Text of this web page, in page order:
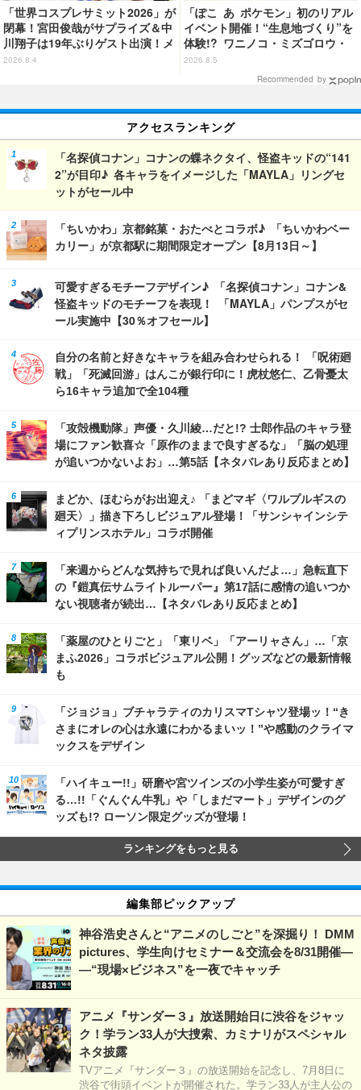
「世界コスプレサミット2026」が
閉幕！宮田俊哉がサプライズ＆中
川翔子は19年ぶりゲスト出演！メ
イン会場では延べ25万9000人が
2026.8.4
「ぽこ あ ポケモン」初のリアル
イベント開催！“生息地づくり”を
体験!? ワニノコ・ミズゴロウ・
アシマリもワクワク☆ 「ブクブ
クうみぞこの街」in横浜赤レンガ
2026.8.5
Recommended by
アクセスランキング
「名探偵コナン」コナンの蝶ネクタイ、怪盗キッドの“141
2”が目印♪ 各キャラをイメージした「MAYLA」リングセ
ットがセール中
「ちいかわ」京都銘菓・おたべとコラボ♪ 「ちいかわベー
カリー」が京都駅に期間限定オープン【8月13日～】
可愛すぎるモチーフデザイン♪ 「名探偵コナン」コナン&
怪盗キッドのモチーフを表現！ 「MAYLA」パンプスがセ
ール実施中【30％オフセール】
自分の名前と好きなキャラを組み合わせられる！ 「呪術廻
戦」「死滅回游」はんこが銀行印に！虎杖悠仁、乙骨憂太
ら16キャラ追加で全104種
「攻殻機動隊」声優・久川綾…だと!? 士郎作品のキャラ登
場にファン歓喜☆「原作のままで良すぎるな」「脳の処理
が追いつかないよお」…第5話【ネタバレあり反応まとめ】
まどか、ほむらがお出迎え♪ 「まどマギ〈ワルプルギスの
廻天〉」描き下ろしビジュアル登場！「サンシャインシテ
ィプリンスホテル」コラボ開催
「来週からどんな気持ちで見れば良いんだよ…」急転直下
の『鎧真伝サムライトルーパー』第17話に感情の追いつか
ない視聴者が続出…【ネタバレあり反応まとめ】
「薬屋のひとりごと」「東リベ」「アーリャさん」…「京
まふ2026」コラボビジュアル公開！グッズなどの最新情報
も
「ジョジョ」ブチャラティのカリスマTシャツ登場ッ！“き
さまにオレの心は永遠にわかるまいッ！”や感動のクライマ
ックスをデザイン
「ハイキュー!!」研磨や宮ツインズの小学生姿が可愛すぎ
る…!!「ぐんぐん牛乳」や「しまだマート」デザインのグ
ッズも!? ローソン限定グッズが登場！
ランキングをもっと見る
編集部ピックアップ
神谷浩史さんと“アニメのしごと”を深掘り！ DMM
pictures、学生向けセミナー＆交流会を8/31開催―
―“現場×ビジネス”を一夜でキャッチ
アニメ『サンダー３』放送開始日に渋谷をジャッ
ク！学ラン33人が大捜索、カミナリがスペシャル
ネタ披露
TVアニメ『サンダー３』の放送開始を記念し、7月8日に
渋谷で街頭イベントが開催された。学ラン33人が主人公の